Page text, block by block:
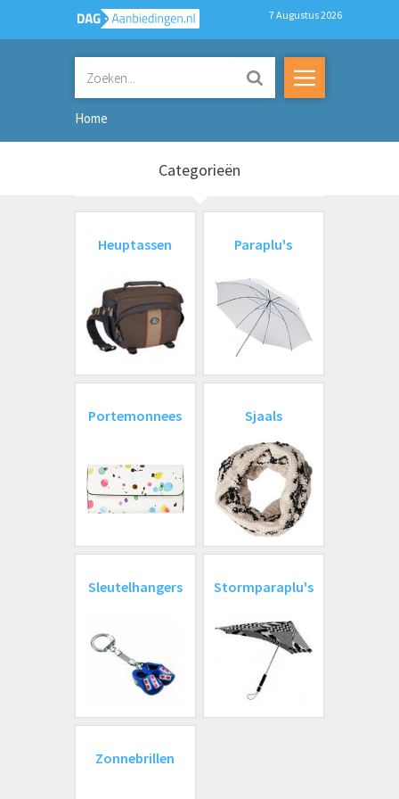
7 Augustus 2026
Home
Categorieën
Heuptassen Paraplu's
Portemonnees Sjaals
Sleutelhangers Stormparaplu's
Zonnebrillen